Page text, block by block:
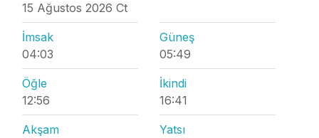
15 Ağustos 2026 Ct
İmsak
04:03
Güneş
05:49
Öğle
12:56
İkindi
16:41
Akşam
Yatsı